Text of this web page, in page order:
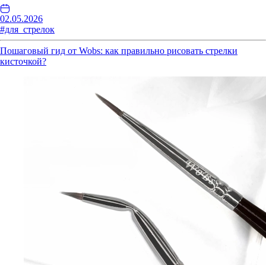
02.05.2026
#для_стрелок
Пошаговый гид от Wobs: как правильно рисовать стрелки
кисточкой?